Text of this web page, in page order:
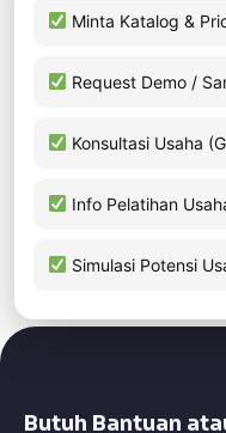
langkahnya.
Yuk ngobrol
Konsultasi
Butuh Bantuan
Minta Katalog &
Request Demo /
Konsultasi Usaha
Info Pelatihan
Simulasi Potensi